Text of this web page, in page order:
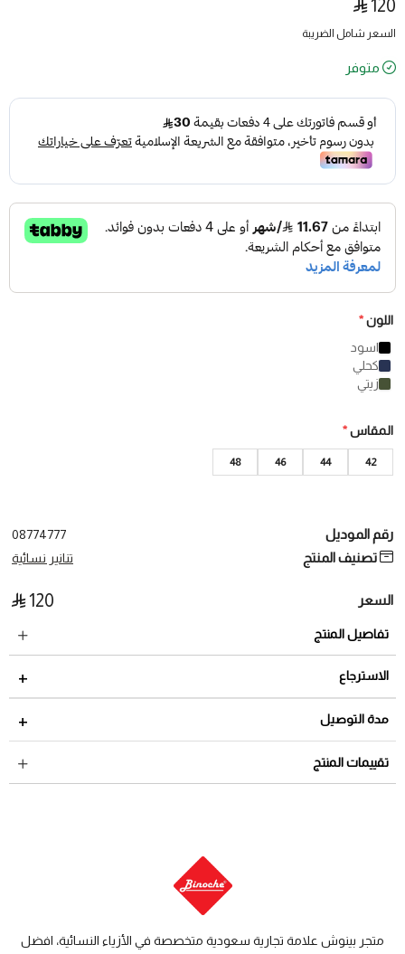
120
السعر شامل الضريبة
متوفر
اللون*
اسود
كحلي
زيتي
المقاس*
42
44
46
48
رقم الموديل 08774777
تصنيف المنتج تنانير نسائية
السعر 120
تفاصيل المنتج
الاسترجاع
مدة الاسترجاع 2 أيام من تاريخ استلام الطلب
لمراجعة سياسة الاسترجاع عبر الرابط التالي
مدة التوصيل
داخل السعودية: من 3 الى 8 أيام عمل
تقييمات المنتج
متجر بينوش علامة تجارية سعودية متخصصة في الأزياء النسائية، افضل